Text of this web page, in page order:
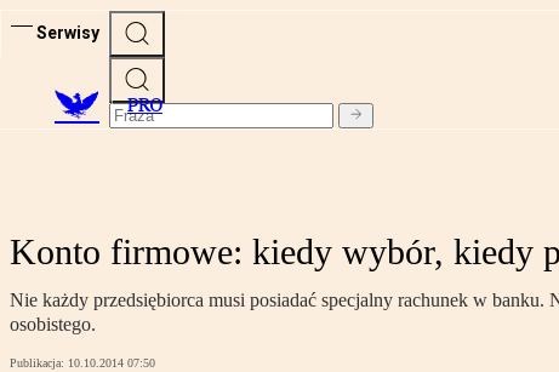
Serwisy
PRO
Konto firmowe: kiedy wybór, kiedy
Nie każdy przedsiębiorca musi posiadać specjalny rachunek w banku.
osobistego.
Publikacja: 10.10.2014 07:50